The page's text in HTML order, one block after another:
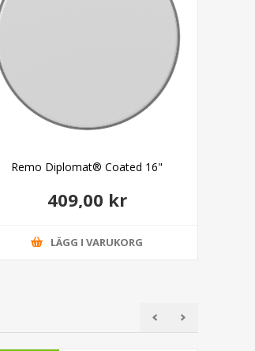
Remo Diplomat® Coated 16"
409,00 kr
LÄGG I VARUKORG